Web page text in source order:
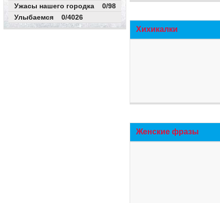
Ужасы нашего городка 0/98
Улыбаемся 0/4026
Хихикалки
Женские фразы